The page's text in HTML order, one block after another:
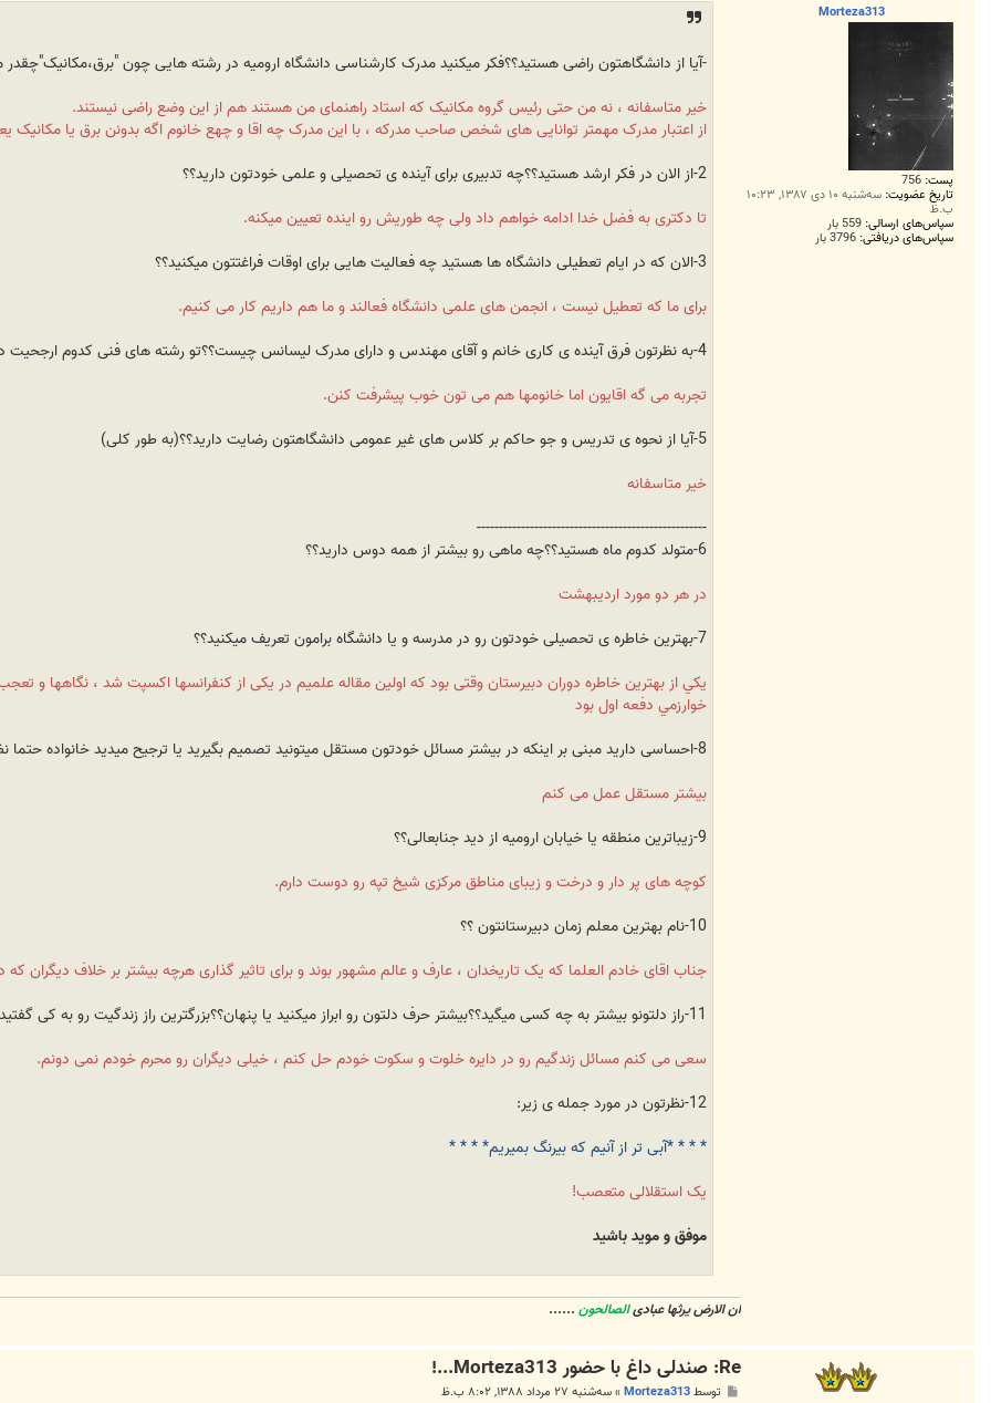
Morteza313
پست: 756
تاریخ عضویت: سه‌شنبه ۱۰ دی ۱۳۸۷, ۱۰:۲۳
ب.ظ
سپاس‌های ارسالی: 559 بار
سپاس‌های دریافتی: 3796 بار
-آیا از دانشگاهتون راضی هستید؟؟فکر میکنید مدرک کارشناسی دانشگاه ارومیه در رشته هایی چون "برق،مکانیک"چقدر
خیر متاسفانه ، نه من حتی رئیس گروه مکانیک که استاد راهنمای من هستند هم از این وضع راضی نیستند.
از اعتبار مدرک مهمتر توانایی های شخص صاحب مدرکه ، با این مدرک چه اقا و چهع خانوم اگه بدونن برق یا
2-از الان در فکر ارشد هستید؟؟چه تدبیری برای آینده ی تحصیلی و علمی خودتون دارید؟؟
تا دکتری به فضل خدا ادامه خواهم داد ولی چه طوریش رو اینده تعیین میکنه.
3-الان که در ایام تعطیلی دانشگاه ها هستید چه فعالیت هایی برای اوقات فراغتتون میکنید؟؟
برای ما که تعطیل نیست ، انجمن های علمی دانشگاه فعالند و ما هم داریم کار می کنیم.
4-به نظرتون فرق آینده ی کاری خانم و آقای مهندس و دارای مدرک لیسانس چیست؟؟تو رشته های فنی کدوم ارجحیت دارند؟؟
تجربه می گه اقایون اما خانومها هم می تون خوب پیشرفت کنن.
5-آیا از نحوه ی تدریس و جو حاکم بر کلاس های غیر عمومی دانشگاهتون رضایت دارید؟؟(به طور کلی)
خیر متاسفانه
----------------------------------------------------
6-متولد کدوم ماه هستید؟؟چه ماهی رو بیشتر از همه دوس دارید؟؟
در هر دو مورد اردیبهشت
7-بهترین خاطره ی تحصیلی خودتون رو در مدرسه و یا دانشگاه برامون تعریف میکنید؟؟
يکي از بهترین خاطره دوران دبیرستان وقتی بود که اولین مقاله علمیم در یکی از کنفرانسها اکسپت شد ، نگاهها و
خوارزمي دفعه اول بود
8-احساسی دارید مبنی بر اینکه در بیشتر مسائل خودتون مستقل میتونید تصمیم بگیرید یا ترجیح میدید خانواده حتما نظر بدهند؟؟
بیشتر مستقل عمل می کنم
9-زیباترین منطقه یا خیابان ارومیه از دید جنابعالی؟؟
کوچه های پر دار و درخت و زیبای مناطق مرکزی شیخ تپه رو دوست دارم.
10-نام بهترین معلم زمان دبیرستانتون ؟؟
جناب اقای خادم العلما که یک تاریخدان ، عارف و عالم مشهور بوند و برای تاثیر گذاری هرچه بیشتر بر خلاف
11-راز دلتونو بیشتر به چه کسی میگید؟؟بیشتر حرف دلتون رو ابراز میکنید یا پنهان؟؟بزرگترین راز زندگیت رو به کی گفتید؟
سعی می کنم مسائل زندگیم رو در دایره خلوت و سکوت خودم حل کنم ، خیلی دیگران رو محرم خودم نمی دونم.
12-نظرتون در مورد جمله ی زیر:
* * * *آبی تر از آنیم که بیرنگ بمیریم* * * *
یک استقلالی متعصب!
موفق و مويد باشيد
ان الارض یرثها عبادیالصالحون ......
Re: صندلی داغ با حضور Morteza313...!
توسطMorteza313
»سه‌شنبه ۲۷ مرداد ۱۳۸۸, ۸:۰۲ ب.ظ